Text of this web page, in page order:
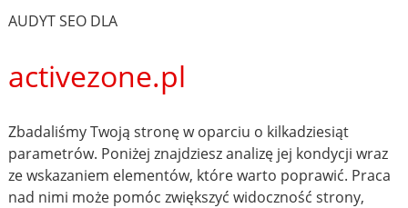
AUDYT SEO DLA
activezone.pl
Zbadaliśmy Twoją stronę w oparciu o kilkadziesiąt
parametrów. Poniżej znajdziesz analizę jej kondycji wraz
ze wskazaniem elementów, które warto poprawić. Praca
nad nimi może pomóc zwiększyć widoczność strony,